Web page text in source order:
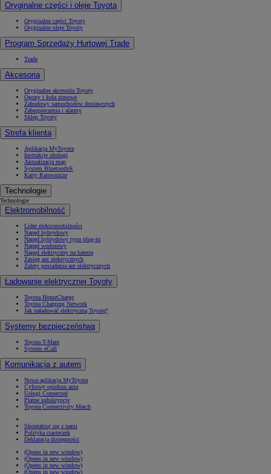
Oryginalne części i oleje Toyota
Oryginalne części Toyoty
Oryginalne oleje Toyoty
Program Sprzedaży Hurtowej Trade
Trade
Akcesoria
Oryginalne akcesoria Toyoty
Opony i koła zimowe
Zabudowy samochodów dostawczych
Zabezpieczenia i alarmy
Sklep Toyoty
Strefa klienta
Aplikacja MyToyota
Instrukcje obsługi
Aktualizacja map
System Bluetooth®
Karty Ratownicze
Technologie
Technologie
Elektromobilność
Lider elektromobilności
Napęd hybrydowy
Napęd hybrydowy typu plug-in
Napęd wodorowy
Napęd elektryczny na baterię
Zasięg aut elektrycznych
Zalety posiadania aut elektrycznych
Ładowanie elektrycznej Toyoty
Toyota HomeCharge
Toyota Charging Network
Jak naładować elektryczną Toyotę?
Systemy bezpieczeństwa
Toyota T-Mate
System eCall
Komunikacja z autem
Nowa aplikacja MyToyota
Cyfrowy opiekun auta
Usługi Connected
Płatne subskrypcje
Toyota Connectivity Match
Skontaktuj się z nami
Polityka ciasteczek
Deklaracja dostępności
(Opens in new window)
(Opens in new window)
(Opens in new window)
(Opens in new window)